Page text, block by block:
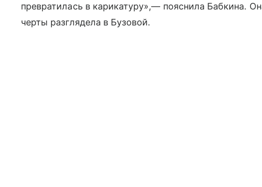
превратилась в карикатуру»,— пояснила Бабкина.
черты разглядела в Бузовой.